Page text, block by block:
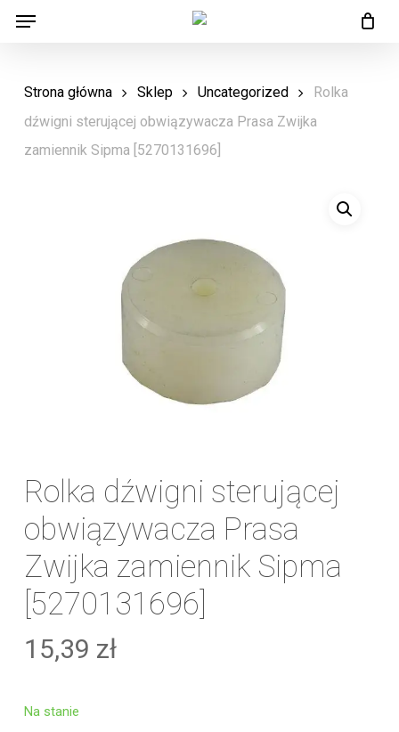
Skip
content
Menu
Strona główna Sklep Uncategorized
Rolka
dźwigni sterującej obwiązywacza Prasa Zwijka
zamiennik Sipma [5270131696]
Rolka dźwigni sterującej
obwiązywacza Prasa
Zwijka zamiennik Sipma
[5270131696]
15,39 zł
Na stanie
Menu